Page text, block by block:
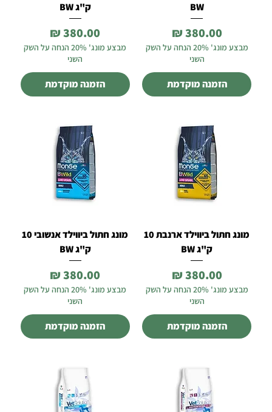
BW
מחיר
מבצע מונג' 20% הנחה על השק
השני
הזמנה מוקדמת
ק"ג BW
מחיר
מבצע מונג' 20% הנחה על השק
השני
הזמנה מוקדמת
מונג חתול ביווילד ארנבת 10
ק"ג BW
מחיר
מבצע מונג' 20% הנחה על השק
השני
הזמנה מוקדמת
מונג חתול ביווילד אנשובי 10
ק"ג BW
מחיר
מבצע מונג' 20% הנחה על השק
השני
הזמנה מוקדמת